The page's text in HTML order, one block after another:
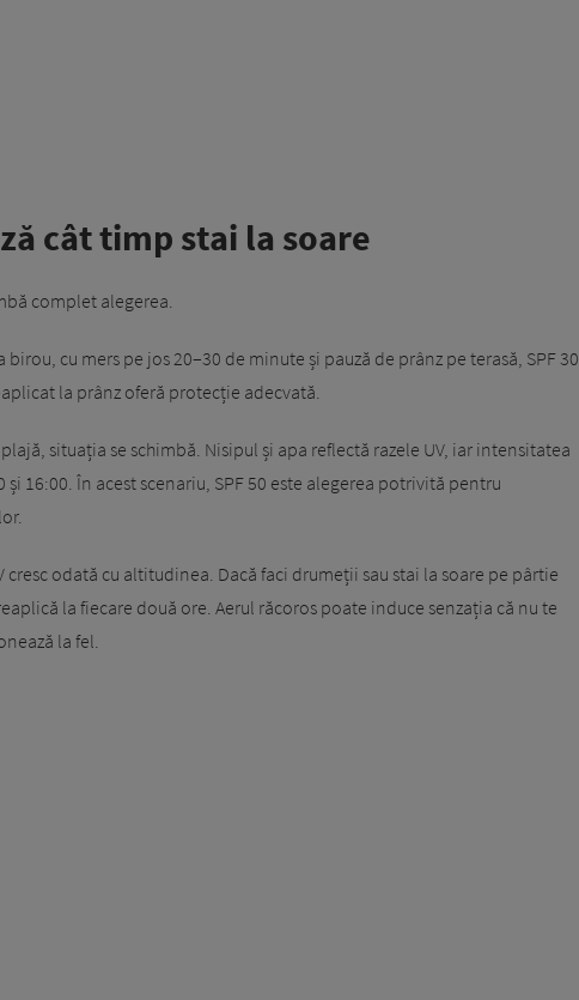
cât timp stai la soare
complet alegerea.
cu mers pe jos 20–30 de minute și pauză de prânz pe terasă, SPF 30
la prânz oferă protecție adecvată.
situația se schimbă. Nisipul și apa reflectă razele UV, iar intensitatea
și 16:00. În acest scenariu, SPF 50 este alegerea potrivită pentru
cresc odată cu altitudinea. Dacă faci drumeții sau stai la soare pe pârtie
la fiecare două ore. Aerul răcoros poate induce senzația că nu te
la fel.